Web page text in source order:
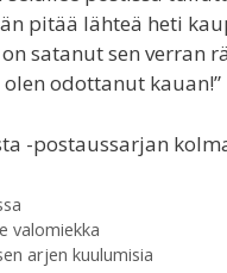
pitää lähteä heti
satanut sen verran
odottanut kauan!”
-postaussarjan
valomiekka
arjen kuulumisia